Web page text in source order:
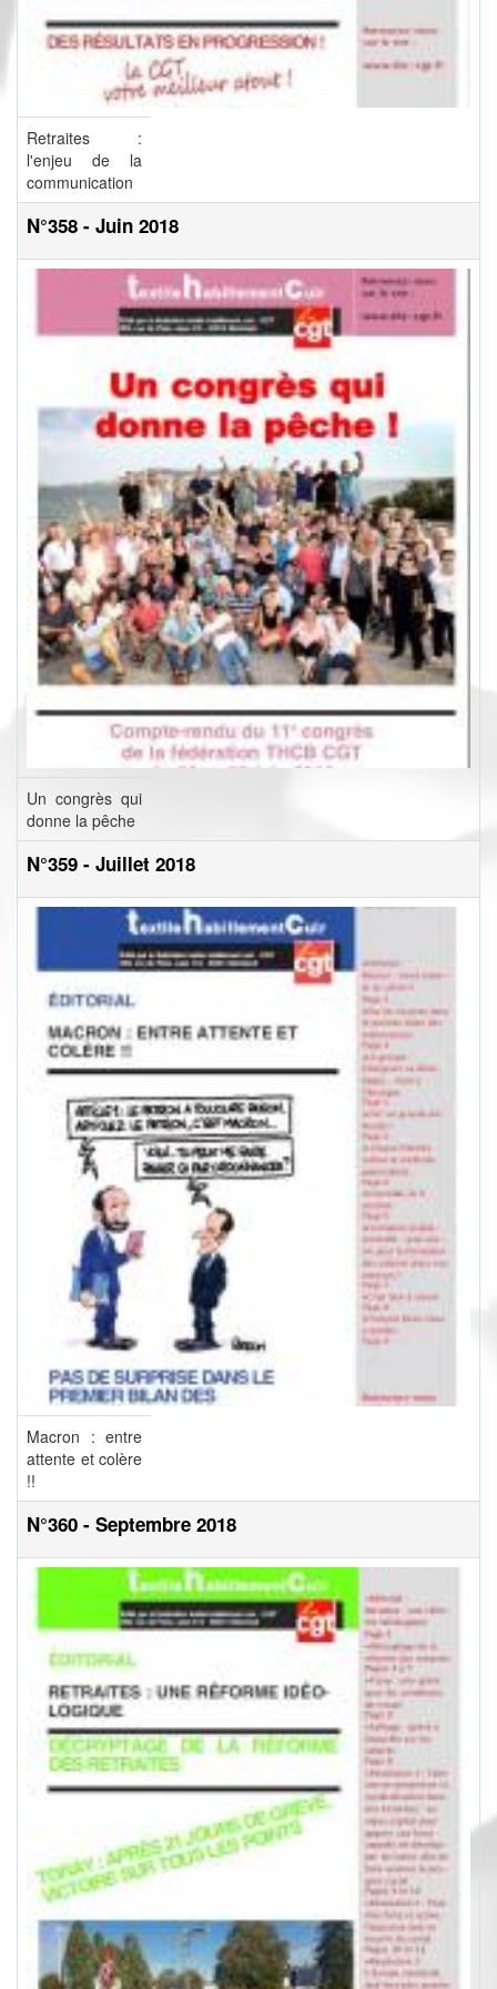
Retraites :
l'enjeu de la
communication
N°358 - Juin 2018
Un congrès qui
donne la pêche
N°359 - Juillet 2018
Macron : entre
attente et colère
!!
N°360 - Septembre 2018